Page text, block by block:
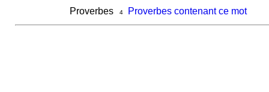
Proverbes 4 Proverbes contenant ce mot